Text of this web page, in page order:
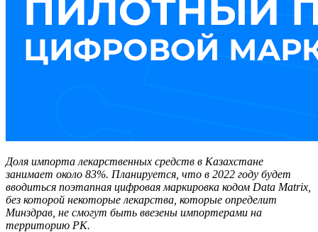
Доля импорта лекарственных средств в Казахстане
занимает около 83%. Планируется, что в 2022 году будет
вводиться поэтапная цифровая маркировка кодом Data Matrix,
без которой некоторые лекарства, которые определит
Минздрав, не смогут быть ввезены импортерами на
территорию РК.